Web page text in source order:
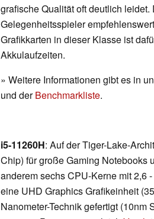
grafische Qualität oft deutlich
Gelegenheitsspieler
Grafikkarten in dieser Klasse ist
Akkulaufzeiten.
» Weitere Informationen gibt es in
und derBenchmarkliste.
i5-11260H: Auf der Tiger-Lake-
Chip) für große Gaming Notebooks
anderem sechs CPU-Kerne mit 2,6
eine UHD Graphics Grafikeinheit
Nanometer-Technik gefertigt (10nm